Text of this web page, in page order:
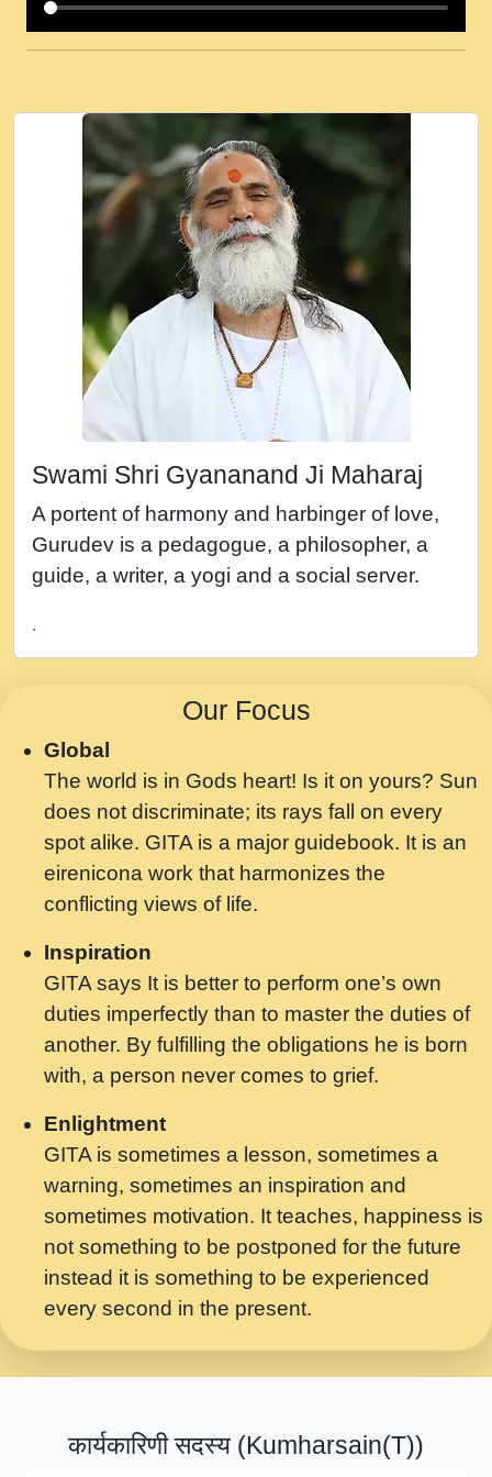
कई पकड क मर हथ र मह वदवन पहच दय! मह जन
Ki - Krishna Bhajan - New Bhajan 2020
#Ishwar Bhakti.mp3
जब से गीता ज्ञान पाया मैं बड़ी मस्ती में हूँ । 2018 -
Rishikesh - Ratan Ji Rasik.mp3
तन हल दल द सनव मड उतत सर रख क, नल रव त
गल लग जव त सर उतत हथ रख द!.mp3
तू कर प्रीतम से प्रीत, यूहीं दिन बीतते जाते हैं ।
2018 - Rishikesh - Swami Gyananand Ji
Maharaj.mp3
न म गवद गपल गद फर, पयर महन न रझद फर! shri
नह भरस रह लडडल... अपन खट करम क !!!! मह दद
सहर चरण क .....mp3
बगड नसब कसन सवर तर बगर Shri ravinandan
shastri ji maharaj.mp3
Chahe Ram Ho Chahe Shyam Ho.mp3
मझ अपन जवन बनन न आय, रठ हर क मनन न आय
Shri ravinandan shastri ji maharaj.mp3
मन अशांत मंत्र जाप - गीता प्रेरणा -Swami
Gyananand Ji Maharaj.mp3
मन बध लय परम वल कगन Special Shyam
Saawariya.mp3
मर गनय न अपरध लडडल शर रध.... Shri
ravinandan shastri ji maharaj.mp3
मेरे मन हरी का ध्यान लगा - भजन भाव - 2018 -
Rishikesh - Swami Gyananand Ji
Maharaj.mp3
यह हसरत तलब ह नकज कमर Yahi Hasraten
Talab Hai Bhav Pravah #bhajan.mp3
लडल ज बल ल क ज न लग Sadhvi Purnima Ji
7.9.2021 जवल नगर दलल #बसर.mp3
सख भ मझ पयर ह दख भ मझ पयर ह!छड म कस दत
सपरहट भजन 2021 - तर अखय ह जद भर बहर ज म
सपरहट शयम भजन - जय जय शयम जय जय शयम
Swami Shri Gyananand Ji Maharaj
A portent of harmony and harbinger of love,
Gurudev is a pedagogue, a philosopher, a
guide, a writer, a yogi and a social server.
.
Our Focus
Global
The world is in Gods heart! Is it on yours? Sun
does not discriminate; its rays fall on every
spot alike. GITA is a major guidebook. It is an
eirenicona work that harmonizes the
conflicting views of life.
Inspiration
GITA says It is better to perform one’s own
duties imperfectly than to master the duties of
another. By fulfilling the obligations he is born
with, a person never comes to grief.
Enlightment
GITA is sometimes a lesson, sometimes a
warning, sometimes an inspiration and
sometimes motivation. It teaches, happiness is
not something to be postponed for the future
instead it is something to be experienced
every second in the present.
कार्यकारिणी सदस्य (Kumharsain(T))